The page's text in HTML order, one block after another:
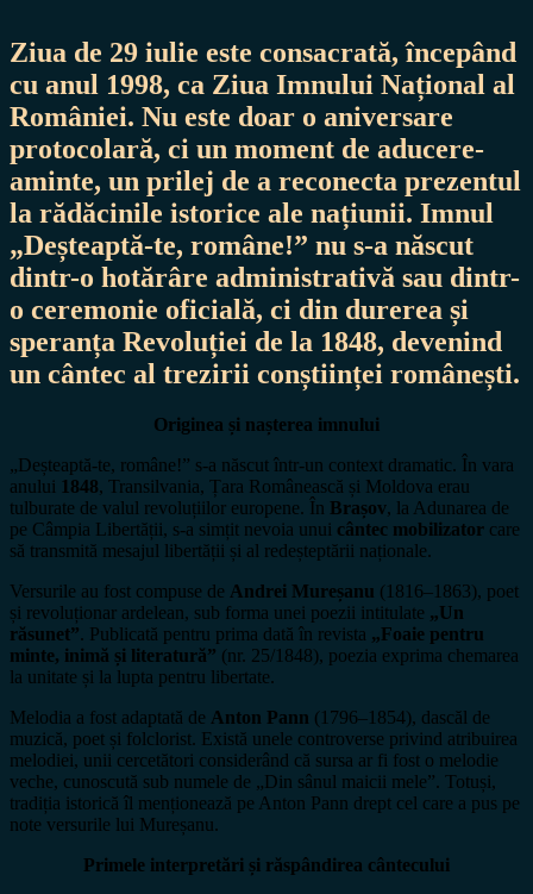
Ziua de 29 iulie este consacrată, începând
cu anul 1998, ca Ziua Imnului Național al
României. Nu este doar o aniversare
protocolară, ci un moment de aducere-
aminte, un prilej de a reconecta prezentul
la rădăcinile istorice ale națiunii. Imnul
„Deșteaptă-te, române!” nu s-a născut
dintr-o hotărâre administrativă sau dintr-
o ceremonie oficială, ci din durerea și
speranța Revoluției de la 1848, devenind
un cântec al trezirii conștiinței românești.
Originea și nașterea imnului
„Deșteaptă-te, române!” s-a născut într-un context dramatic. În vara
anului 1848, Transilvania, Țara Românească și Moldova erau
tulburate de valul revoluțiilor europene. În Brașov, la Adunarea de
pe Câmpia Libertății, s-a simțit nevoia unui cântec mobilizator care
să transmită mesajul libertății și al redeșteptării naționale.
Versurile au fost compuse de Andrei Mureșanu (1816–1863), poet
și revoluționar ardelean, sub forma unei poezii intitulate „Un
răsunet”. Publicată pentru prima dată în revista „Foaie pentru
minte, inimă și literatură” (nr. 25/1848), poezia exprima chemarea
la unitate și la lupta pentru libertate.
Melodia a fost adaptată de Anton Pann (1796–1854), dascăl de
muzică, poet și folclorist. Există unele controverse privind atribuirea
melodiei, unii cercetători considerând că sursa ar fi fost o melodie
veche, cunoscută sub numele de „Din sânul maicii mele”. Totuși,
tradiția istorică îl menționează pe Anton Pann drept cel care a pus pe
note versurile lui Mureșanu.
Primele interpretări și răspândirea cântecului